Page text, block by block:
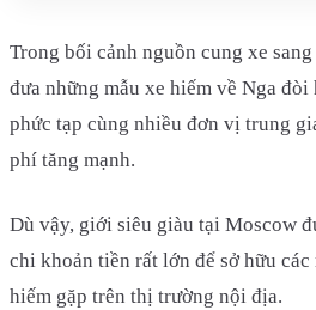
Trong bối cảnh nguồn cung xe
đưa những mẫu xe hiếm về Nga
phức tạp cùng nhiều đơn vị trung
phí tăng mạnh.
Dù vậy, giới siêu giàu tại Moscow
chi khoản tiền rất lớn để sở hữu
hiếm gặp trên thị trường nội địa.